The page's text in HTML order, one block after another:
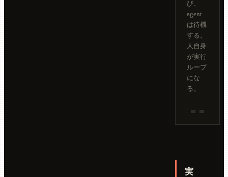
び、
agent
は待機
する。
人自身
が実行
ループ
にな
る。
実